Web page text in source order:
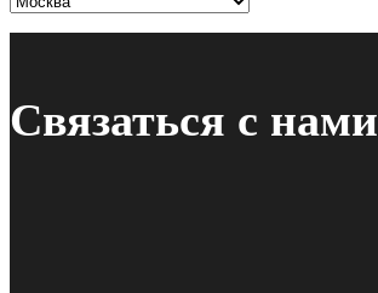
Связаться с нами